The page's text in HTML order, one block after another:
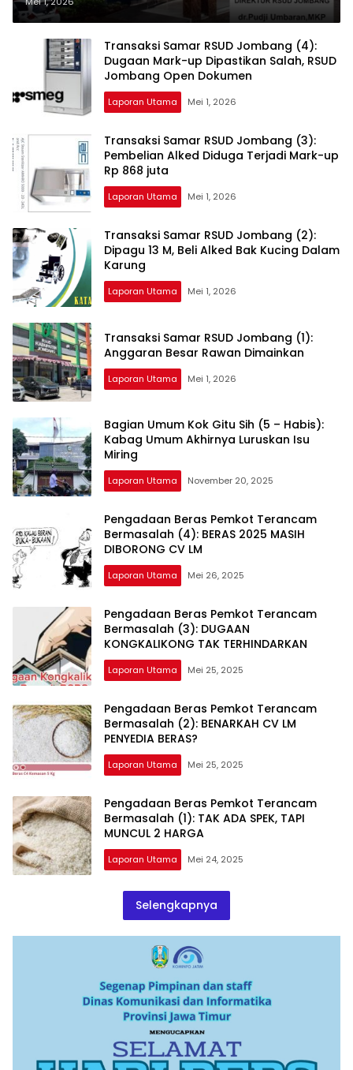
Transaksi Samar RSUD Jombang (4):
Dugaan Mark-up Dipastikan Salah, RSUD
Jombang Open Dokumen
Laporan Utama Mei 1, 2026
Transaksi Samar RSUD Jombang (3):
Pembelian Alked Diduga Terjadi Mark-up
Rp 868 juta
Laporan Utama Mei 1, 2026
Transaksi Samar RSUD Jombang (2):
Dipagu 13 M, Beli Alked Bak Kucing Dalam
Karung
Laporan Utama Mei 1, 2026
Transaksi Samar RSUD Jombang (1):
Anggaran Besar Rawan Dimainkan
Laporan Utama Mei 1, 2026
Bagian Umum Kok Gitu Sih (5 – Habis):
Kabag Umum Akhirnya Luruskan Isu
Miring
Laporan Utama November 20, 2025
Pengadaan Beras Pemkot Terancam
Bermasalah (4): BERAS 2025 MASIH
DIBORONG CV LM
Laporan Utama Mei 26, 2025
Pengadaan Beras Pemkot Terancam
Bermasalah (3): DUGAAN
KONGKALIKONG TAK TERHINDARKAN
Laporan Utama Mei 25, 2025
Pengadaan Beras Pemkot Terancam
Bermasalah (2): BENARKAH CV LM
PENYEDIA BERAS?
Laporan Utama Mei 25, 2025
Pengadaan Beras Pemkot Terancam
Bermasalah (1): TAK ADA SPEK, TAPI
MUNCUL 2 HARGA
Laporan Utama Mei 24, 2025
Selengkapnya